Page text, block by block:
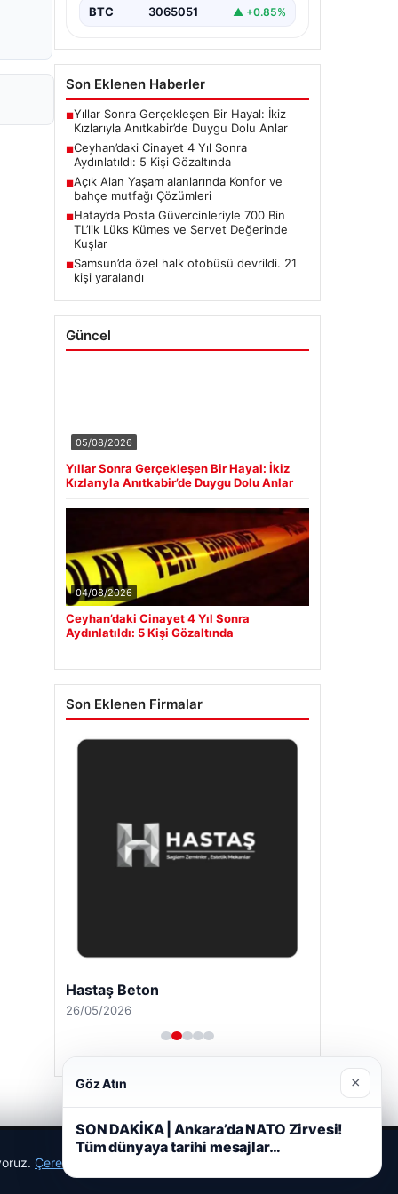
Son Eklenen Haberler
Yıllar Sonra Gerçekleşen Bir Hayal: İkiz
Kızlarıyla Anıtkabir’de Duygu Dolu Anlar
Ceyhan’daki Cinayet 4 Yıl Sonra
Aydınlatıldı: 5 Kişi Gözaltında
Açık Alan Yaşam alanlarında Konfor ve
bahçe mutfağı Çözümleri
Hatay’da Posta Güvercinleriyle 700 Bin
TL’lik Lüks Kümes ve Servet Değerinde
Kuşlar
Samsun’da özel halk otobüsü devrildi. 21
Güncel
Yıllar Sonra Gerçekleşen Bir Hayal: İkiz
04/08/2026
Ceyhan’daki Cinayet 4 Yıl Sonra
Son Eklenen Firmalar
Hastaş Beton
Çerez Politikamız
Göz Atın ×
SON DAKİKA | Ankara’da NATO Zirvesi!
Tüm dünyaya tarihi mesajlar…